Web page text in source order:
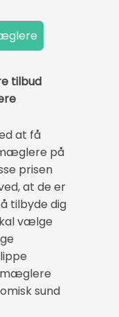
tilbud
at få
på
prisen
at de er
tilbyde dig
vælge
sund